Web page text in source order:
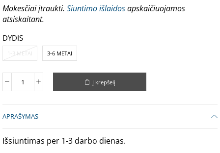
Mokesčiai įtraukti. Siuntimo išlaidosapskaičiuojamos
atsiskaitant.
DYDIS
1-3 METAI 3-6 METAI
Į krepšelį
APRAŠYMAS
Išsiuntimas per 1-3 darbo dienas.